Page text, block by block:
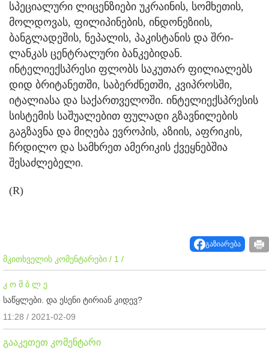
სპეციალური ლიცენზიები უკრაინის, სომხეთის,
მოლდოვას, ფილიპინების, ინდონეზიის,
ბანგლადეშის, ნეპალის, პაკისტანის და შრი-
ლანკას ცენტრალური ბანკებიდან.
ინტელიექსპრესი ფლობს საკუთარ ფილიალებს
დიდ ბრიტანეთში, საბერძნეთში, კვიპროსში,
იტალიასა და საქართველოში. ინტელიექსპრესის
სისტემის საშუალებით ფულადი გზავნილების
გაგზავნა და მიღება ევროპის, აზიის, აფრიკის,
ჩრდილო და სამხრეთ ამერიკის ქვეყნებშია
შესაძლებელი.
(R)
გაზიარება
მკითხველის კომენტარები / 1 /
კ ო მ ბ ლ ე
საწყლები. და ესენი ტირიან კიდევ?
11:28 / 2021-02-09
გააკეთეთ კომენტარი